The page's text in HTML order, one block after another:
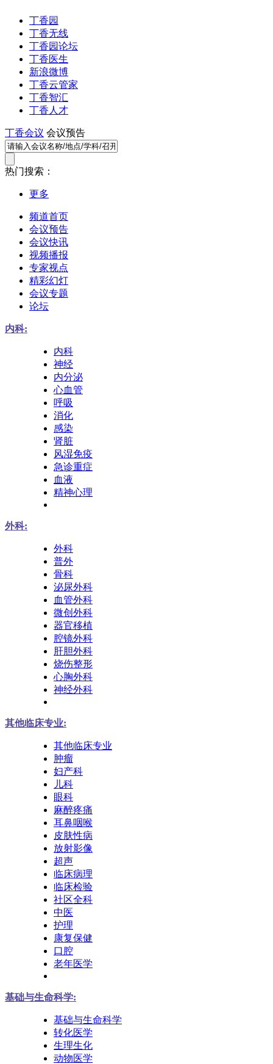
丁香园
丁香无线
丁香园论坛
丁香医生
新浪微博
丁香云管家
丁香智汇
丁香人才
丁香会议 会议预告
热门搜索：
更多
频道首页
会议预告
会议快讯
视频播报
专家视点
精彩幻灯
会议专题
论坛
内科:
内科
神经
内分泌
心血管
呼吸
消化
感染
肾脏
风湿免疫
急诊重症
血液
精神心理
外科:
外科
普外
骨科
泌尿外科
血管外科
微创外科
器官移植
腔镜外科
肝胆外科
烧伤整形
心胸外科
神经外科
其他临床专业:
其他临床专业
肿瘤
妇产科
儿科
眼科
麻醉疼痛
耳鼻咽喉
皮肤性病
放射影像
超声
临床病理
临床检验
社区全科
中医
护理
康复保健
口腔
老年医学
基础与生命科学:
基础与生命科学
转化医学
生理生化
动物医学